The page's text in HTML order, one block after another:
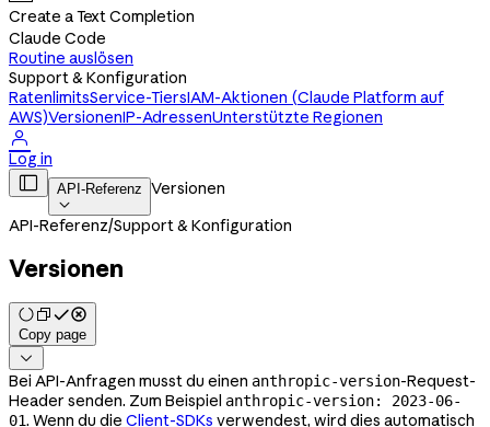
Create a Text Completion
Claude Code
Routine auslösen
Support & Konfiguration
RatenlimitsService-TiersIAM-Aktionen (Claude Platform auf
AWS)VersionenIP-AdressenUnterstützte Regionen

Log in
 API-Referenz

Versionen
API-Referenz/Support & Konfiguration
Versionen
Copy page

Bei API-Anfragen musst du einen anthropic-version-Request-
Header senden. Zum Beispiel anthropic-version: 2023-06-
01. Wenn du die Client-SDKs verwendest, wird dies automatisch